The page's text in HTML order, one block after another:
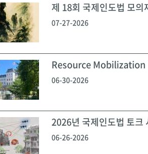
제 18회 국제인도법 모의
07-27-2026
Resource
06-30-2026
2026년 국제인도법 토크
06-26-2026